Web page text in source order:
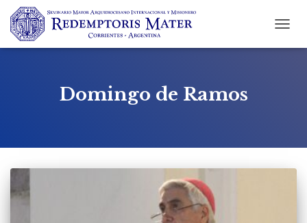
MODO
Domingo de Ramos